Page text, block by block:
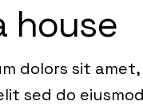
house
dolors sit
sed do